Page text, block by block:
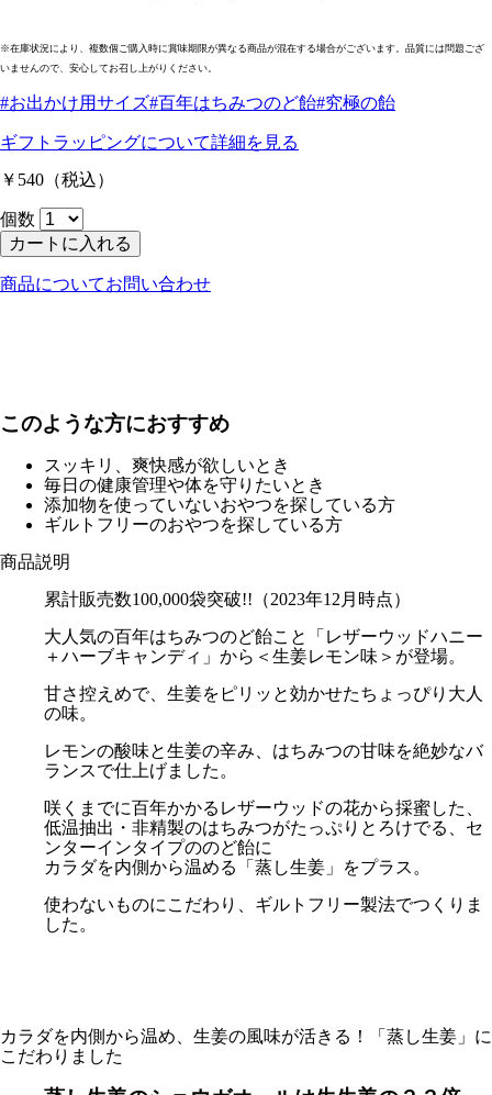
※在庫状況により、複数個ご購入時に賞味期限が異なる商品が混在する場合がございます。品質には問題ござ
いませんので、安心してお召し上がりください。
#お出かけ用サイズ#百年はちみつのど飴#究極の飴
ギフトラッピングについて詳細を見る
￥540 （税込）
個数
カートに入れる
商品についてお問い合わせ
このような方におすすめ
スッキリ、爽快感が欲しいとき
毎日の健康管理や体を守りたいとき
添加物を使っていないおやつを探している方
ギルトフリーのおやつを探している方
商品説明
累計販売数100,000袋突破!!（2023年12月時点）
大人気の百年はちみつのど飴こと「レザーウッドハニー
＋ハーブキャンディ」から＜生姜レモン味＞が登場。
甘さ控えめで、生姜をピリッと効かせたちょっぴり大人
の味。
レモンの酸味と生姜の辛み、はちみつの甘味を絶妙なバ
ランスで仕上げました。
咲くまでに百年かかるレザーウッドの花から採蜜した、
低温抽出・非精製のはちみつがたっぷりとろけでる、セ
ンターインタイプののど飴に
カラダを内側から温める「蒸し生姜」をプラス。
使わないものにこだわり、ギルトフリー製法でつくりま
した。
カラダを内側から温め、生姜の風味が活きる！「蒸し生姜」に
こだわりました